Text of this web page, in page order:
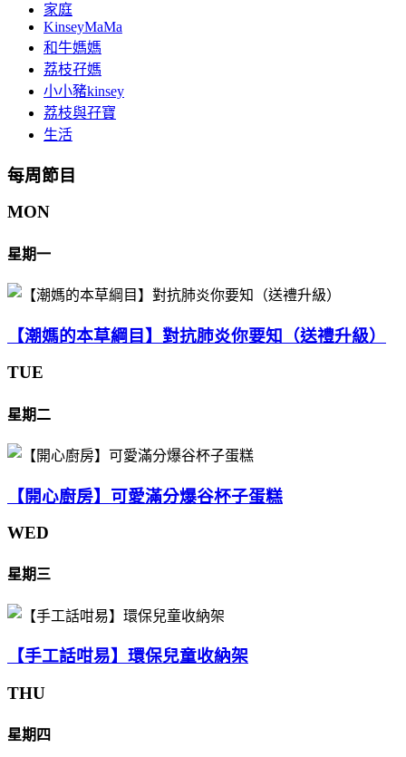
家庭
KinseyMaMa
和牛媽媽
荔枝孖媽
小小豬kinsey
荔枝與孖寶
生活
每周節目
MON
星期一
【潮媽的本草綱目】對抗肺炎你要知（送禮升級）
TUE
星期二
【開心廚房】可愛滿分爆谷杯子蛋糕
WED
星期三
【手工話咁易】環保兒童收納架
THU
星期四